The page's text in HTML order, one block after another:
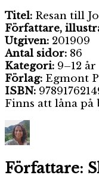
Titel: Resan till
Författare,
Utgiven: 201909
Antal sidor: 86
Kategori: 9–12 år
Förlag: Egmont
ISBN:
Finns att låna
Författare: